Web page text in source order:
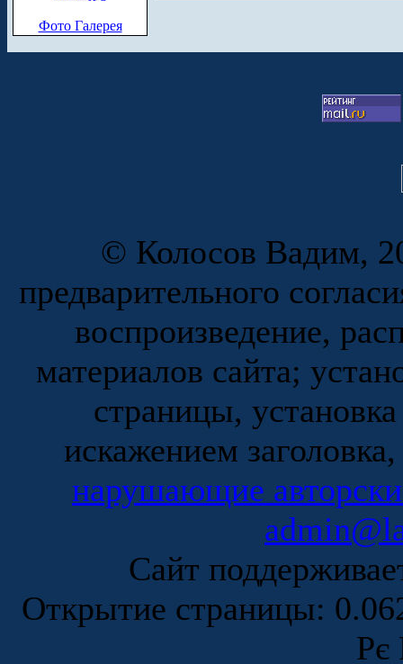
Фото Галерея
© Колосов Вадим,
предварительного
воспроизведение,
материалов сайта;
страницы,
искажением
нарушающие
Сайт
Открытие страницы:
Рє